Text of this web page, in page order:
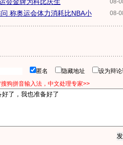
08-
08-
称奥运会体力消耗比NBA小
匿名 隐藏地址
设为辩论
狗拼音输入法，中文处理专家>>